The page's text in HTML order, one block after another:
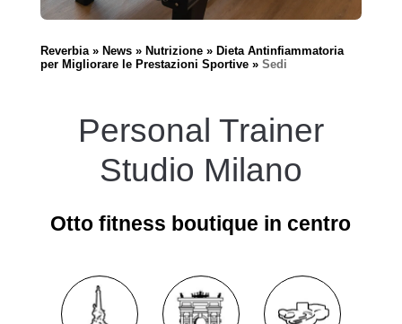
Reverbia News Nutrizione
Dieta Antinfiammatoria
per Migliorare le Prestazioni Sportive
Sedi
Personal Trainer
Studio Milano
Otto fitness boutique in centro